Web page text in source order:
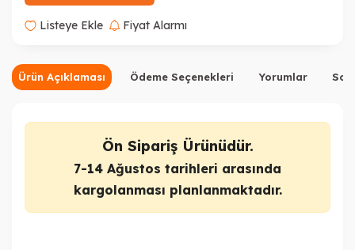
Listeye Ekle Fiyat Alarmı
Ürün Açıklaması Ödeme Seçenekleri Yorumlar
Ön Sipariş Ürünüdür.
7-14 Ağustos tarihleri arasında
kargolanması planlanmaktadır.